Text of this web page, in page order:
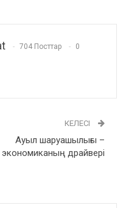
704 Посттар 0
КЕЛЕСІ
Ауыл шаруашылығы –
экономиканың драйвері